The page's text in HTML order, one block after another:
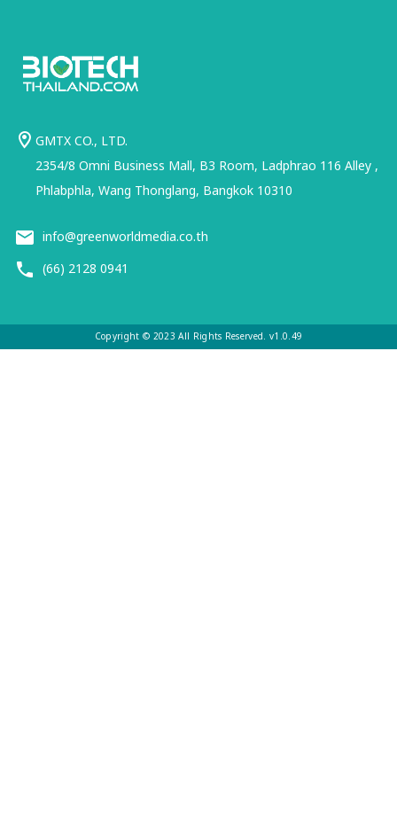
GMTX CO., LTD.
2354/8 Omni Business Mall, B3 Room, Ladphrao 116 Alley ,
Phlabphla, Wang Thonglang, Bangkok 10310
info@greenworldmedia.co.th
(66) 2128 0941
Copyright © 2023 All Rights Reserved. v1.0.49